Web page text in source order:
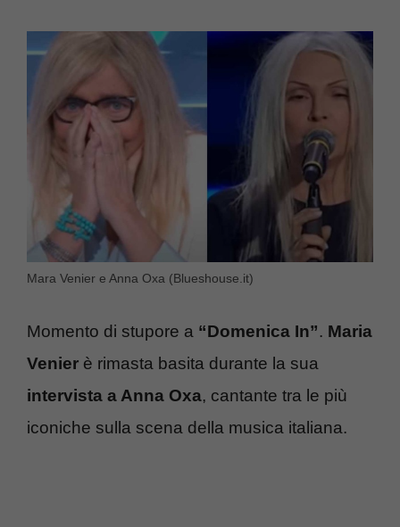
Mara Venier e Anna Oxa (Blueshouse.it)
Momento di stupore a “Domenica In”. Maria
Venier è rimasta basita durante la sua
intervista a Anna Oxa, cantante tra le più
iconiche sulla scena della musica italiana.